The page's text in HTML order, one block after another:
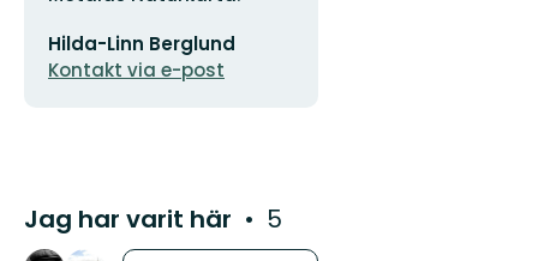
postadress
Hilda-Linn Berglund
Kontakt via e-post
Jag har varit här 5